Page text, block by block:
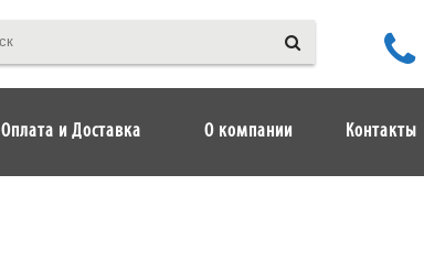
Оплата и Доставка О компании Контакты